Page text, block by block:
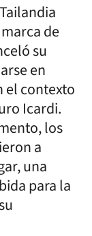
de
su
en
el contexto
Icardi.
los
a
una
para la